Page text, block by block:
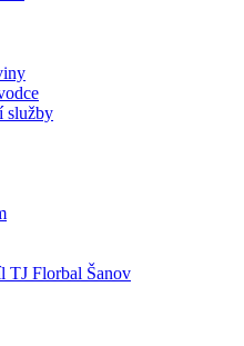
služby
TJ Florbal Šanov